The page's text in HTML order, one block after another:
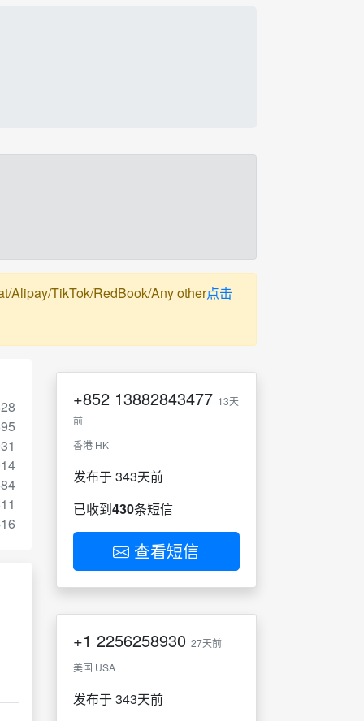
Alipay/TikTok/RedBook/Any other点击
+852 13882843477 13天
前
香港 HK
发布于 343天前
已收到430条短信
查看短信
+1 2256258930 27天前
美国 USA
发布于 343天前